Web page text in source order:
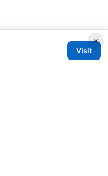
×
Visit